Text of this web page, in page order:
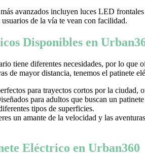
avanzados incluyen luces LED
de la vía te vean con facilidad.
Disponibles en
tiene diferentes necesidades, por lo
de mayor distancia, tenemos el patinete
para trayectos cortos por la ciudad,
para adultos que buscan un
tipos de superficies.
un amante de la velocidad y las
Eléctrico en Urban360